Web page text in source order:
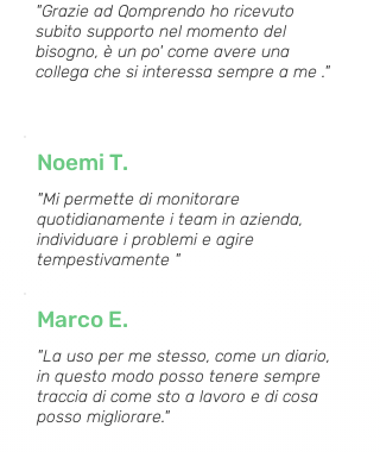
"Grazie ad Qomprendo ho ricevuto
subito supporto nel momento del
bisogno, è un po' come avere una
collega che si interessa sempre a me ."
Noemi T.
"Mi permette di monitorare
quotidianamente i team in azienda,
individuare i problemi e agire
tempestivamente "
Marco E.
"La uso per me stesso, come un diario,
in questo modo posso tenere sempre
traccia di come sto a lavoro e di cosa
posso migliorare."